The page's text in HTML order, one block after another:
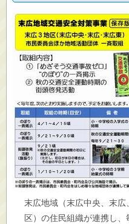
末広地域（末広中央、末
区）の住民組織が連携し